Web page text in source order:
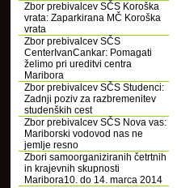
Zbor prebivalcev SČS Koroška
vrata: Zaparkirana MČ Koroška
vrata
Zbor prebivalcev SČS
CenterIvanCankar: Pomagati
želimo pri ureditvi centra
Maribora
Zbor prebivalcev SČS Studenci:
Zadnji poziv za razbremenitev
studenških cest
Zbor prebivalcev SČS Nova vas:
Mariborski vodovod nas ne
jemlje resno
Zbori samoorganiziranih četrtnih
in krajevnih skupnosti
Maribora10. do 14. marca 2014